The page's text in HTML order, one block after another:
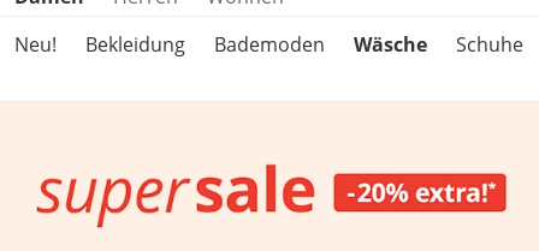
Neu!
Bekleidung Bademoden Wäsche Schuhe